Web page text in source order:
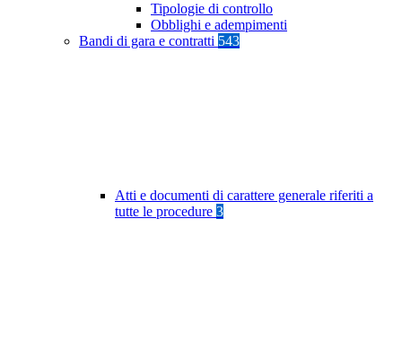
Tipologie di controllo
Obblighi e adempimenti
Bandi di gara e contratti 543
Atti e documenti di carattere generale riferiti a
tutte le procedure 3